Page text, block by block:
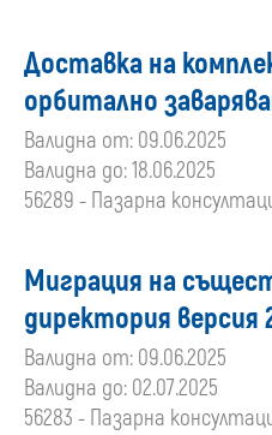
Доставка на
орбитално
Валидна от: 09.06.2025
Валидна до: 18.06.2025
56289 - Пазарна
Миграция на
директория версия
Валидна от: 09.06.2025
Валидна до: 02.07.2025
56283 - Пазарна